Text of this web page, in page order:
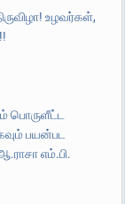
உழவர்கள்,
பொருளீட்ட
பயன்பட
எம்.பி.